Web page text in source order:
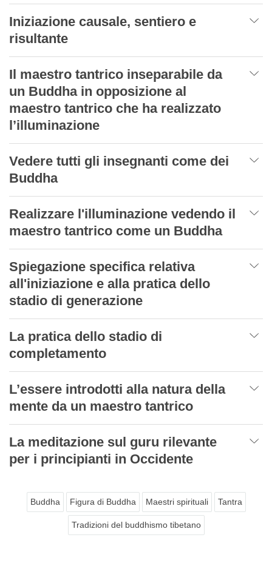
Iniziazione causale, sentiero e
risultante
Il maestro tantrico inseparabile da
un Buddha in opposizione al
maestro tantrico che ha realizzato
l’illuminazione
Vedere tutti gli insegnanti come dei
Buddha
Realizzare l'illuminazione vedendo il
maestro tantrico come un Buddha
Spiegazione specifica relativa
all'iniziazione e alla pratica dello
stadio di generazione
La pratica dello stadio di
completamento
L’essere introdotti alla natura della
mente da un maestro tantrico
La meditazione sul guru rilevante
per i principianti in Occidente
Buddha Figura di Buddha Maestri spirituali Tantra
Tradizioni del buddhismo tibetano